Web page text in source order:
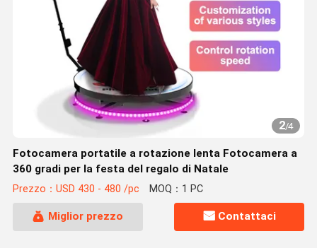
2/4
Fotocamera portatile a rotazione lenta Fotocamera a
360 gradi per la festa del regalo di Natale
Prezzo：USD 430 - 480 /pc MOQ：1 PC
Miglior prezzo Contattaci